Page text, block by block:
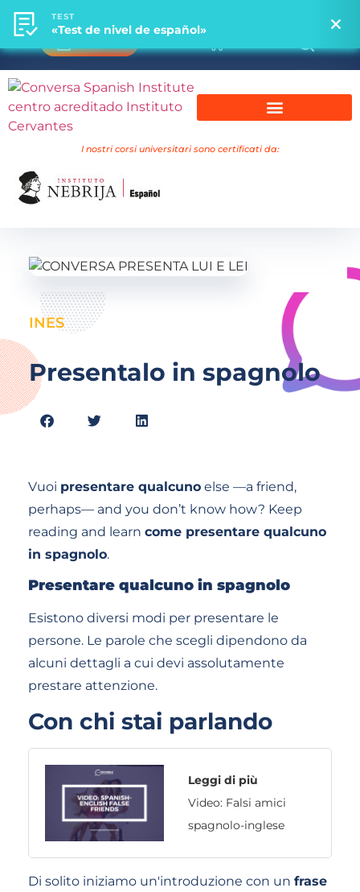
I nostri corsi universitari sono certificati da:
INES
Presentalo in spagnolo
Vuoi presentare qualcuno else —a friend,
perhaps— and you don’t know how? Keep
reading and learn come presentare qualcuno
in spagnolo.
Presentare qualcuno in spagnolo
Esistono diversi modi per presentare le
persone. Le parole che scegli dipendono da
alcuni dettagli a cui devi assolutamente
prestare attenzione.
Con chi stai parlando
Leggi di più
Video: Falsi amici
spagnolo-inglese
Di solito iniziamo un'introduzione con un frase
TEST
«Test de nivel de español»
TEST
«Test de nivel de español»